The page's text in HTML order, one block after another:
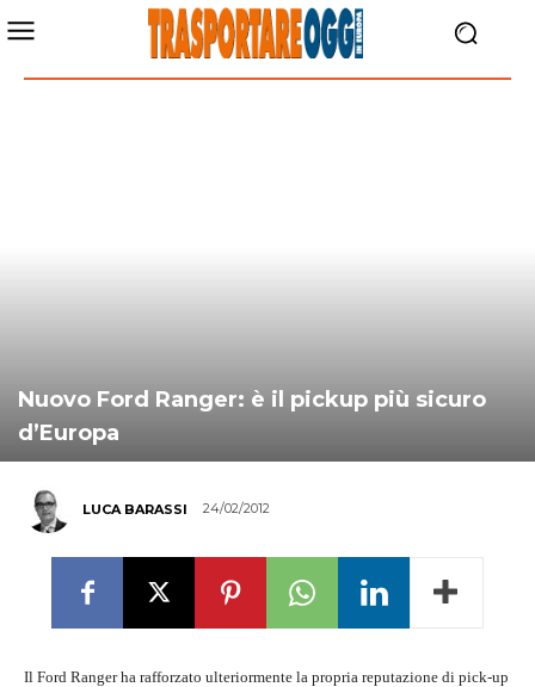
Nuovo Ford Ranger: è il pickup più sicuro
d’Europa
LUCA BARASSI 24/02/2012
Il Ford Ranger ha rafforzato ulteriormente la propria reputazione di pick-up